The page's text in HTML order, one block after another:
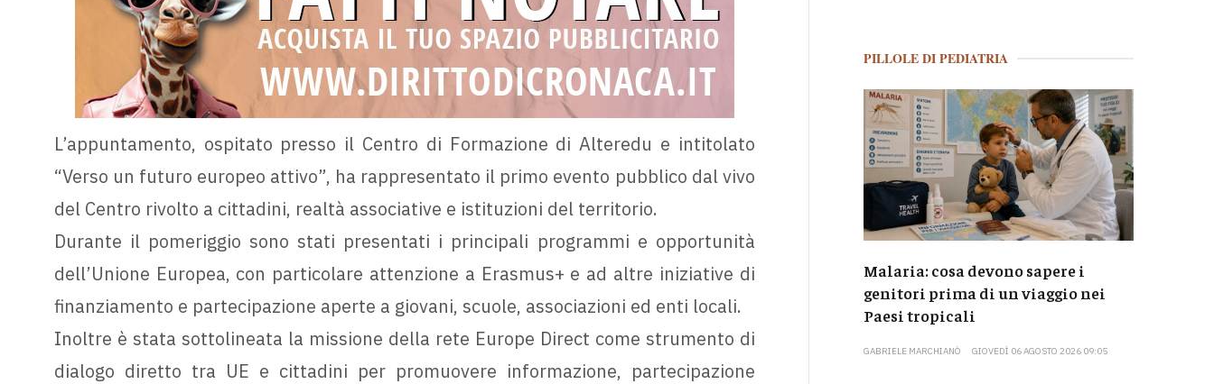
L’appuntamento, ospitato presso il Centro di Formazione di Alteredu e intitolato
“Verso un futuro europeo attivo”, ha rappresentato il primo evento pubblico dal vivo
del Centro rivolto a cittadini, realtà associative e istituzioni del territorio.
Durante il pomeriggio sono stati presentati i principali programmi e opportunità
dell’Unione Europea, con particolare attenzione a Erasmus+ e ad altre iniziative di
finanziamento e partecipazione aperte a giovani, scuole, associazioni ed enti locali.
Inoltre è stata sottolineata la missione della rete Europe Direct come strumento di
dialogo diretto tra UE e cittadini per promuovere informazione, partecipazione
PILLOLE DI PEDIATRIA
Malaria: cosa devono sapere i
genitori prima di un viaggio nei
Paesi tropicali
GABRIELE MARCHIANÒ GIOVEDÌ 06 AGOSTO 2026 09:05